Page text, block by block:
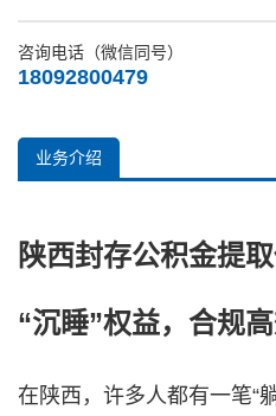
咨询电话（微信同号）
18092800479
业务介绍
陕西封存公积金提
“沉睡”权益，合规
在陕西，许多人都有一笔